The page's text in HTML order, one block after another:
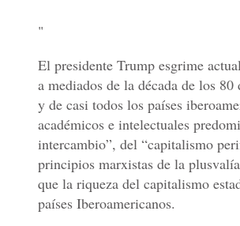
"
El presidente Trump esgrime
a mediados de la década de los
y de casi todos los países
académicos e intelectuales
intercambio”, del “capitalismo
principios marxistas de la
que la riqueza del capitalismo
países Iberoamericanos.